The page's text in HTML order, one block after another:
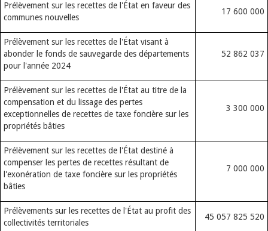
Prélèvement sur les recettes de l'État en faveur des
communes nouvelles
17 600 000
Prélèvement sur les recettes de l'État visant à
abonder le fonds de sauvegarde des départements
pour l'année 2024
52 862 037
Prélèvement sur les recettes de l'État au titre de la
compensation et du lissage des pertes
exceptionnelles de recettes de taxe foncière sur les
propriétés bâties
3 300 000
Prélèvement sur les recettes de l'État destiné à
compenser les pertes de recettes résultant de
l'exonération de taxe foncière sur les propriétés
bâties
7 000 000
Prélèvements sur les recettes de l'État au profit des
collectivités territoriales
45 057 825 520